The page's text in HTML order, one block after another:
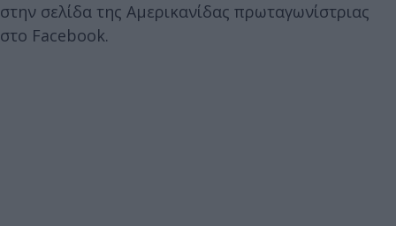
στην σελίδα της Αμερικανίδας πρωταγωνίστριας
στο Facebook.